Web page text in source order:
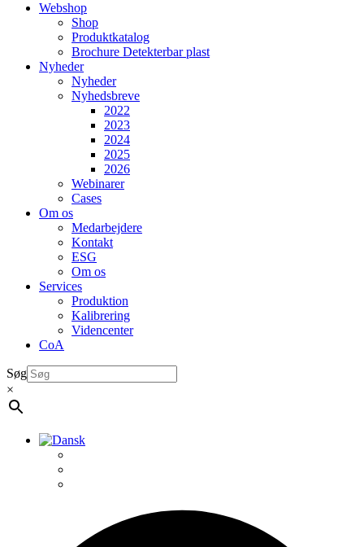
Webshop
Shop
Produktkatalog
Brochure Detekterbar plast
Nyheder
Nyheder
Nyhedsbreve
2022
2023
2024
2025
2026
Webinarer
Cases
Om os
Medarbejdere
Kontakt
ESG
Om os
Services
Produktion
Kalibrering
Videncenter
CoA
Søg
×